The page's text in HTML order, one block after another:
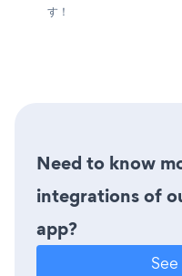
す！
Need to know
integrations of
app?